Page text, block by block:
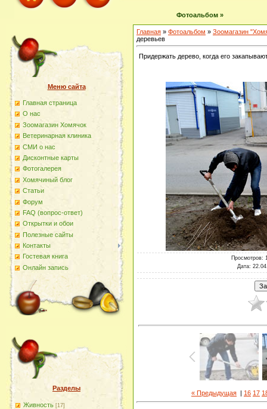
Фотоальбом »
Меню сайта
Главная страница
О наc
Зоомагазин Хомячок
Ветеринарная клиника
СМИ о нас
Дисконтные карты
Фотогалерея
Хомячиный блог
Статьи
Форум
FAQ (вопрос-ответ)
Открытки и обои
Полезные сайты
Контакты
Гостевая книга
Онлайн запись
Разделы
Живность [17]
Главная » Фотоальбом » Зоомагазин
деревьев
Придержать дерево, когда его
Просмотров:
Дата:
« Предыдущая | 16 17